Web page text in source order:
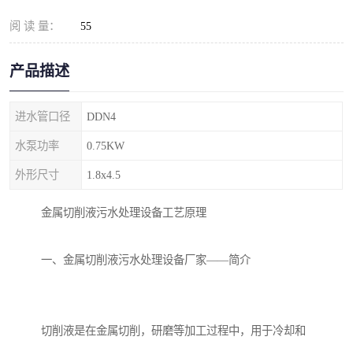
阅 读 量： 55
产品描述
进水管口径 DDN4
水泵功率 0.75KW
外形尺寸 1.8x4.5
金属切削液污水处理设备工艺原理
一、金属切削液污水处理设备厂家——简介
切削液是在金属切削，研磨等加工过程中，用于冷却和
酿酒厂一体化污水处理设
备
生活一体化污水处理设备
复合二氧化氯发生器污水
处理设备
屠宰场一体化污水处理设
地埋式一体化污水处理设
备设备
加药装置污水设备
城乡生活污水处理设备设 MBR膜污水处理设备
印刷厂污水处理设备 二级生化污水处理设备